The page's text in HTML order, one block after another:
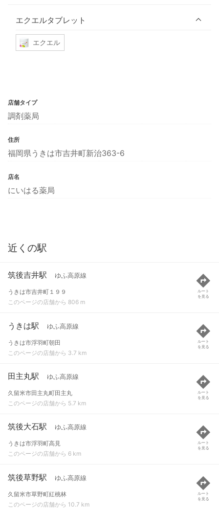
エクエルタブレット
エクエル
店舗タイプ
調剤薬局
住所
福岡県うきは市吉井町新治363-6
店名
にいはる薬局
近くの駅
筑後吉井駅 ゆふ高原線
うきは市吉井町１９９
このページの店舗から 806 m
ルート
を見る
うきは駅 ゆふ高原線
うきは市浮羽町朝田
このページの店舗から 3.7 km
ルート
を見る
田主丸駅 ゆふ高原線
久留米市田主丸町田主丸
このページの店舗から 5.7 km
ルート
を見る
筑後大石駅 ゆふ高原線
うきは市浮羽町高見
このページの店舗から 6 km
ルート
を見る
筑後草野駅 ゆふ高原線
久留米市草野町紅桃林
このページの店舗から 10.7 km
ルート
を見る